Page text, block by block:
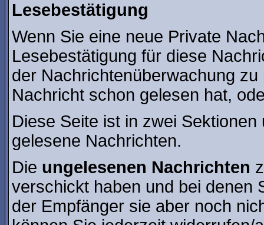
Lesebestätigung
Wenn Sie eine neue Private
Lesebestätigung für diese
der Nachrichtenüberwachung
Nachricht schon gelesen hat,
Diese Seite ist in zwei
gelesene Nachrichten.
Die ungelesenen Nachrichten
verschickt haben und bei denen
der Empfänger sie aber noch